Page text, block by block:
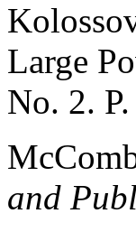
Large
No. 2.
and